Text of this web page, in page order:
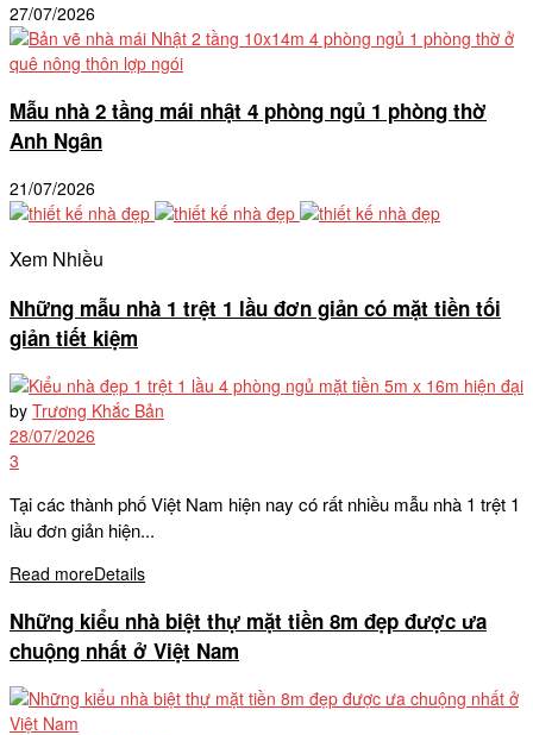
27/07/2026
Mẫu nhà 2 tầng mái nhật 4 phòng ngủ 1 phòng thờ
Anh Ngân
21/07/2026
Xem Nhiều
Những mẫu nhà 1 trệt 1 lầu đơn giản có mặt tiền tối
giản tiết kiệm
by Trương Khắc Bản
28/07/2026
3
Tại các thành phố Việt Nam hiện nay có rất nhiều mẫu nhà 1 trệt 1
lầu đơn giản hiện...
Read moreDetails
Những kiểu nhà biệt thự mặt tiền 8m đẹp được ưa
chuộng nhất ở Việt Nam